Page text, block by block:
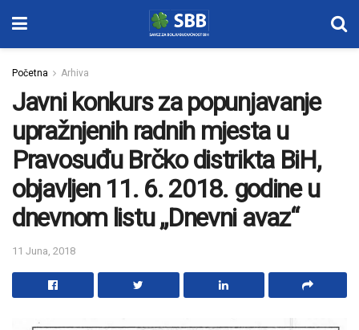
Početna Arhiva
Javni konkurs za popunjavanje
upražnjenih radnih mjesta u
Pravosuđu Brčko distrikta BiH,
objavljen 11. 6. 2018. godine u
dnevnom listu „Dnevni avaz“
11 Juna, 2018